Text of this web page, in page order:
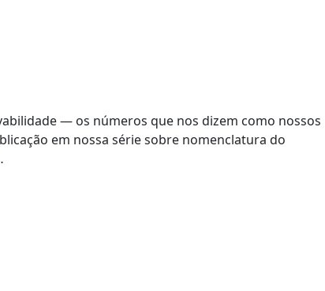
— os números que nos dizem como nossos
em nossa série sobre nomenclatura do